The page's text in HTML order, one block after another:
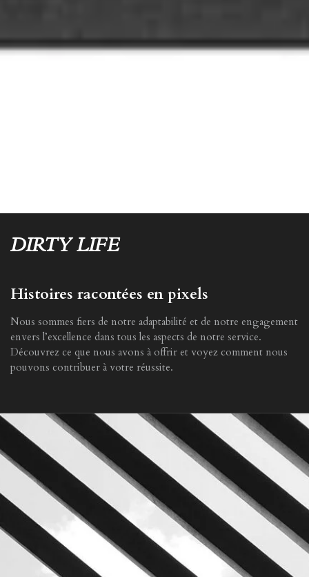
DIRTY LIFE
Histoires racontées en pixels
Nous sommes fiers de notre adaptabilité et de notre engagement
envers l’excellence dans tous les aspects de notre service.
Découvrez ce que nous avons à offrir et voyez comment nous
pouvons contribuer à votre réussite.